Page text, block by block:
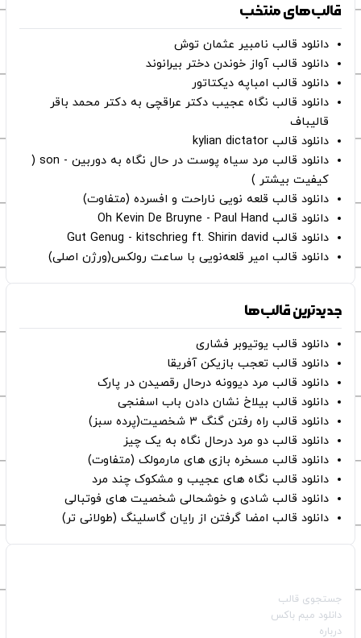
قالب‌های منتخب
دانلود قالب نامبیر عثمان ‌توش
دانلود قالب آواز خوندن دختر بیرانوند
دانلود قالب امباپه دیکتاتور
دانلود قالب نگاه عجیب دکتر عراقچی به دکتر محمد باقر
قالیباف
دانلود قالب kylian dictator
دانلود قالب مرد سیاه پوست در حال نگاه به دوربین - son (
کیفیت بیشتر )
دانلود قالب قلعه نویی ناراحت و افسرده (متفاوت)
دانلود قالب Oh Kevin De Bruyne - Paul Hand
دانلود قالب Gut Genug - kitschrieg ft. Shirin david
دانلود قالب امیر قلعه‌نویی با ساعت رولکس(ورژن اصلی)
جدیدترین قالب‌ها
دانلود قالب یوتیوبر فشاری
دانلود قالب تعجب بازیکن آفریقا
دانلود قالب مرد دیوونه درحال رقصیدن در پارک
دانلود قالب بیلاخ نشان دادن باب اسفنجی
دانلود قالب راه رفتن گنگ ۳ شخصیت(پرده سبز)
دانلود قالب دو مرد درحال نگاه به یک چیز
دانلود قالب مسخره بازی های مارمولک (متفاوت)
دانلود قالب نگاه های عجیب و مشکوک چند مرد
دانلود قالب شادی و خوشحالی شخصیت های فوتبالی
دانلود قالب امضا گرفتن از رایان گاسلینگ (طولانی تر)
جستجوی قالب
دانلود میم باکس
درباره